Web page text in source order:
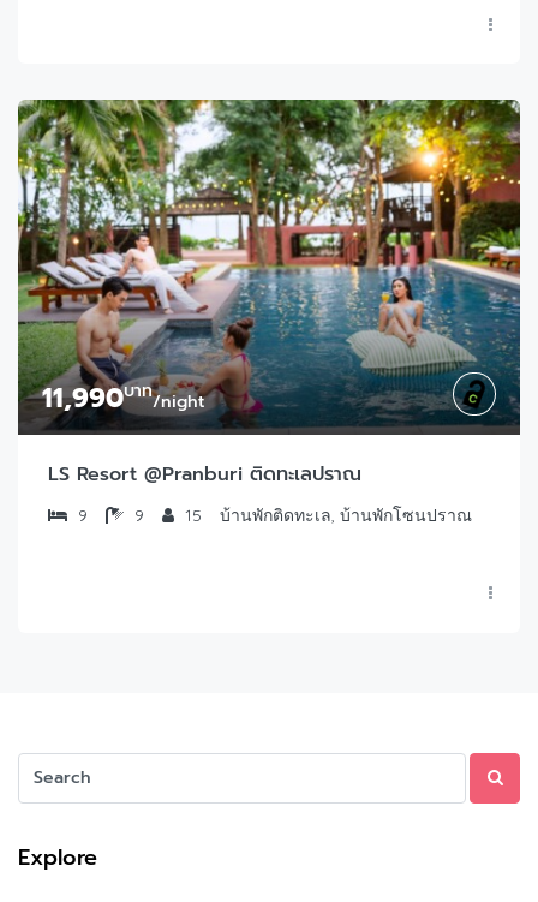
11,990บาท/night
LS Resort @Pranburi ติดทะเลปราณ
9 9 15 บ้านพักติดทะเล, บ้านพักโซนปราณ
Explore